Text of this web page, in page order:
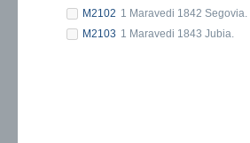
M2102 1 Maravedi 1842 Segovia.
M2103 1 Maravedi 1843 Jubia.